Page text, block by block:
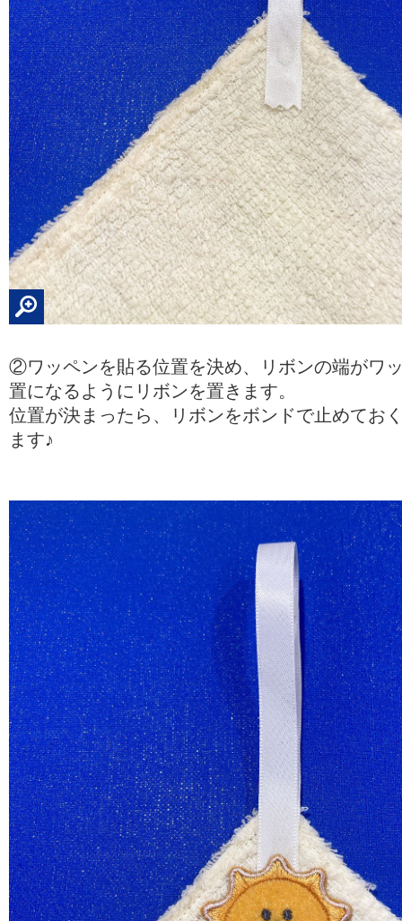
②ワッペンを貼る位置を決め、リボンの端がワ
置になるようにリボンを置きます。
位置が決まったら、リボンをボンドで止めてお
ます♪